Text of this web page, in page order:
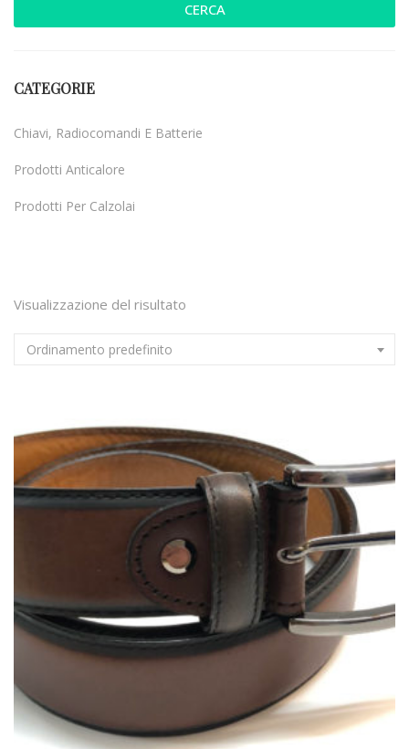
CERCA
CATEGORIE
Chiavi, Radiocomandi E Batterie
Prodotti Anticalore
Prodotti Per Calzolai
Visualizzazione del risultato
Ordinamento predefinito